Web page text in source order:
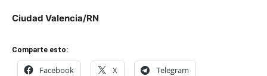
Ciudad Valencia/RN
Comparte esto:
Facebook X Telegram